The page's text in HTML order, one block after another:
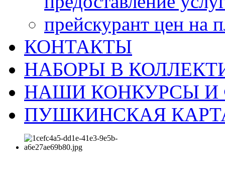
прейскурант цен на
КОНТАКТЫ
НАБОРЫ В
НАШИ КОНКУРСЫ И
ПУШКИНСКАЯ